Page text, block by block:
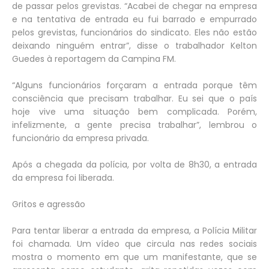
de passar pelos grevistas. “Acabei de chegar na empresa
e na tentativa de entrada eu fui barrado e empurrado
pelos grevistas, funcionários do sindicato. Eles não estão
deixando ninguém entrar”, disse o trabalhador Kelton
Guedes à reportagem da Campina FM.
“Alguns funcionários forçaram a entrada porque têm
consciência que precisam trabalhar. Eu sei que o país
hoje vive uma situação bem complicada. Porém,
infelizmente, a gente precisa trabalhar”, lembrou o
funcionário da empresa privada.
Após a chegada da polícia, por volta de 8h30, a entrada
da empresa foi liberada.
Gritos e agressão
Para tentar liberar a entrada da empresa, a Polícia Militar
foi chamada. Um vídeo que circula nas redes sociais
mostra o momento em que um manifestante, que se